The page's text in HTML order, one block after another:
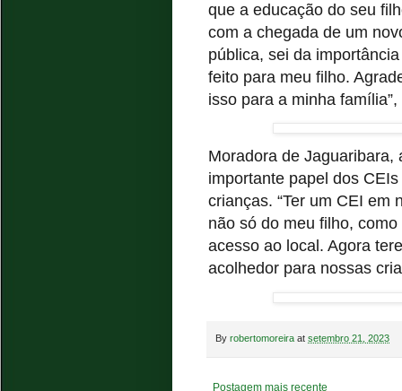
que a educação do seu
com a chegada de um
pública, sei da
feito para meu filho.
isso para a minha
Moradora de Jaguaribara,
importante papel dos
crianças. “Ter um CEI em
não só do meu filho,
acesso ao local. Agora
acolhedor para nossas
By robertomoreira at setembro 21, 2023
Postagem mais recente